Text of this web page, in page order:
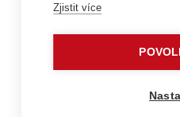
Zjistit více